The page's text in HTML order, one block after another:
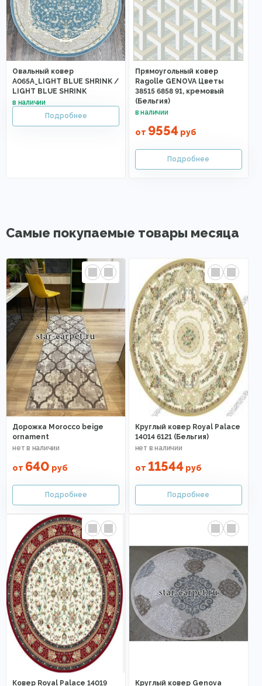
Овальный ковер
A065A_LIGHT BLUE SHRINK /
LIGHT BLUE SHRINK
Прямоугольный ковер
Ragolle GENOVA Цветы
38515 6858 91, кремовый
(Бельгия)
от 9554руб
Самые покупаемые товары месяца
Дорожка Morocco beige
ornament
от 640 руб
Круглый ковер Royal Palace
14014 6121 (Бельгия)
от 11544руб
Ковер Royal Palace 14019 Круглый ковер Genova